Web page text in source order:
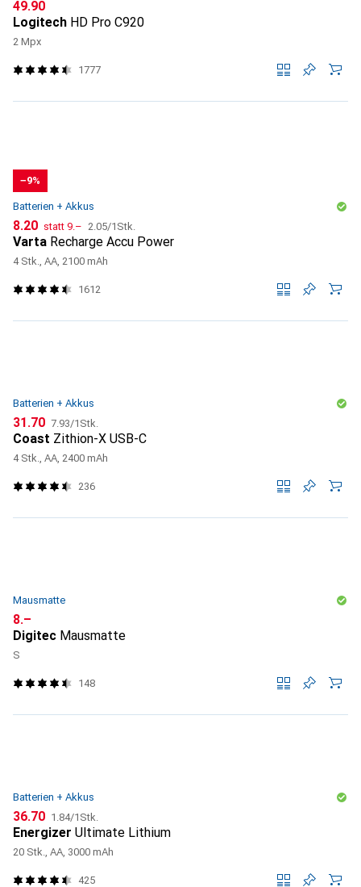
CHF
49.90
Logitech HD Pro C920
2 Mpx
1777
−9%
Batterien + Akkus
CHF
8.20 statt CHF
9.– CHF
2.05/1Stk.
Varta Recharge Accu Power
4 Stk., AA, 2100 mAh
1612
Batterien + Akkus
CHF
31.70 CHF
7.93/1Stk.
Coast Zithion-X USB-C
4 Stk., AA, 2400 mAh
236
Mausmatte
CHF
8.–
Digitec Mausmatte
S
148
Batterien + Akkus
CHF
36.70 CHF
1.84/1Stk.
Energizer Ultimate Lithium
20 Stk., AA, 3000 mAh
425